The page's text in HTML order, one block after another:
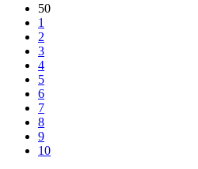
50
1
2
3
4
5
6
7
8
9
10